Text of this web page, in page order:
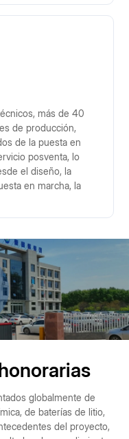
más de 40
de producción,
de la puesta en
posventa, lo
el diseño, la
en marcha, la
globalmente de
de baterías de litio,
del proyecto,